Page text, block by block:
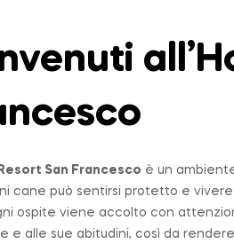
San Francesco è un
cane può sentirsi protetto e
ospite viene accolto con
e alle sue abitudini, così da